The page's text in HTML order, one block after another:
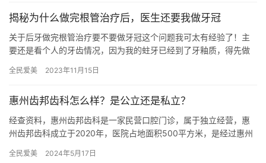
揭秘为什么做完根管治疗后，医生还要我做牙冠
关于后牙做完根管治疗要不要做牙冠这个问题我可太有经验了！主
要还是看个人的牙齿情况，因为我的蛀牙已经到了牙釉质，得先做
就花了…
全民爱美 2023年11月15日
惠州齿邦齿科怎么样？是公立还是私立？
经查资料，惠州齿邦齿科是一家民营口腔门诊，属于独立经营，惠
州齿邦齿科成立于2020年，医院占地面积500平方米，是经过惠州
全民爱美 2024年5月17日